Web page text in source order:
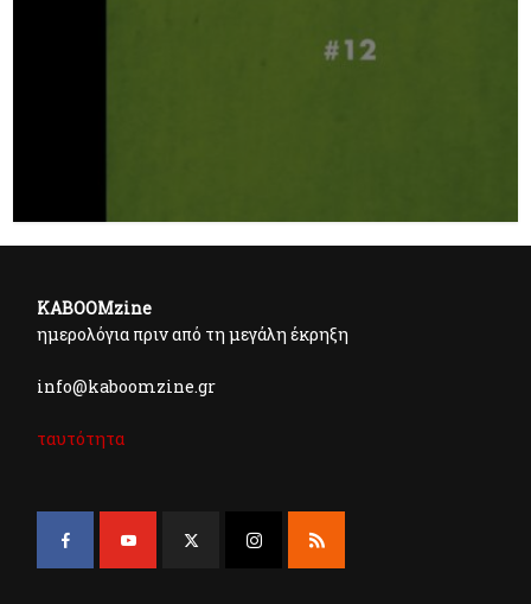
KABOOMzine
ημερολόγια πριν από τη μεγάλη έκρηξη
info@kaboomzine.gr
ταυτότητα